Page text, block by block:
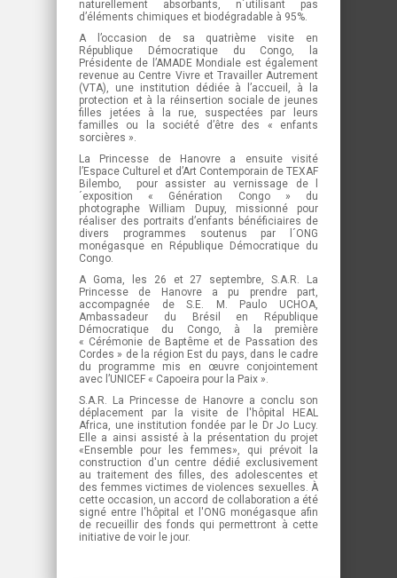
naturellement absorbants, n´utilisant pas
d’éléments chimiques et biodégradable à 95%.
A l’occasion de sa quatrième visite en
République Démocratique du Congo, la
Présidente de l’AMADE Mondiale est également
revenue au Centre Vivre et Travailler Autrement
(VTA), une institution dédiée à l’accueil, à la
protection et à la réinsertion sociale de jeunes
filles jetées à la rue, suspectées par leurs
familles ou la société d’être des « enfants
sorcières ».
La Princesse de Hanovre a ensuite visité
l’Espace Culturel et d’Art Contemporain de TEXAF
Bilembo, pour assister au vernissage de l
´exposition « Génération Congo » du
photographe William Dupuy, missionné pour
réaliser des portraits d’enfants bénéficiaires de
divers programmes soutenus par l´ONG
monégasque en République Démocratique du
Congo.
A Goma, les 26 et 27 septembre, S.A.R. La
Princesse de Hanovre a pu prendre part,
accompagnée de S.E. M. Paulo UCHOA,
Ambassadeur du Brésil en République
Démocratique du Congo, à la première
« Cérémonie de Baptême et de Passation des
Cordes » de la région Est du pays, dans le cadre
du programme mis en œuvre conjointement
avec l’UNICEF « Capoeira pour la Paix ».
S.A.R. La Princesse de Hanovre a conclu son
déplacement par la visite de l'hôpital HEAL
Africa, une institution fondée par le Dr Jo Lucy.
Elle a ainsi assisté à la présentation du projet
«Ensemble pour les femmes», qui prévoit la
construction d'un centre dédié exclusivement
au traitement des filles, des adolescentes et
des femmes victimes de violences sexuelles. À
cette occasion, un accord de collaboration a été
signé entre l'hôpital et l'ONG monégasque afin
de recueillir des fonds qui permettront à cette
initiative de voir le jour.